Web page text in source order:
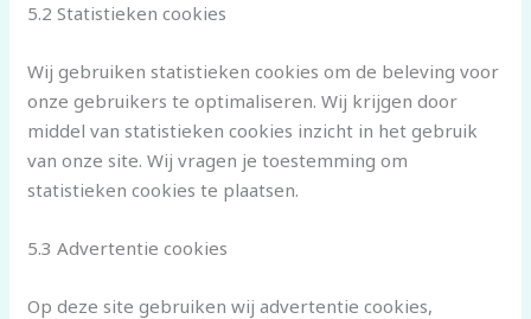
5.2 Statistieken cookies
Wij gebruiken statistieken cookies om de beleving voor
onze gebruikers te optimaliseren. Wij krijgen door
middel van statistieken cookies inzicht in het gebruik
van onze site. Wij vragen je toestemming om
statistieken cookies te plaatsen.
5.3 Advertentie cookies
Op deze site gebruiken wij advertentie cookies,